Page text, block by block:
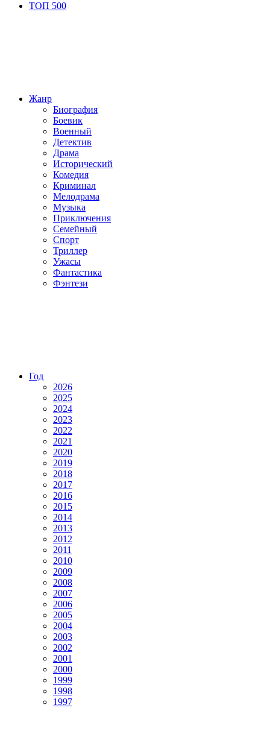
ТОП 500
Жанр
Биография
Боевик
Военный
Детектив
Драма
Исторический
Комедия
Криминал
Мелодрама
Музыка
Приключения
Семейный
Спорт
Триллер
Ужасы
Фантастика
Фэнтези
Год
2026
2025
2024
2023
2022
2021
2020
2019
2018
2017
2016
2015
2014
2013
2012
2011
2010
2009
2008
2007
2006
2005
2004
2003
2002
2001
2000
1999
1998
1997